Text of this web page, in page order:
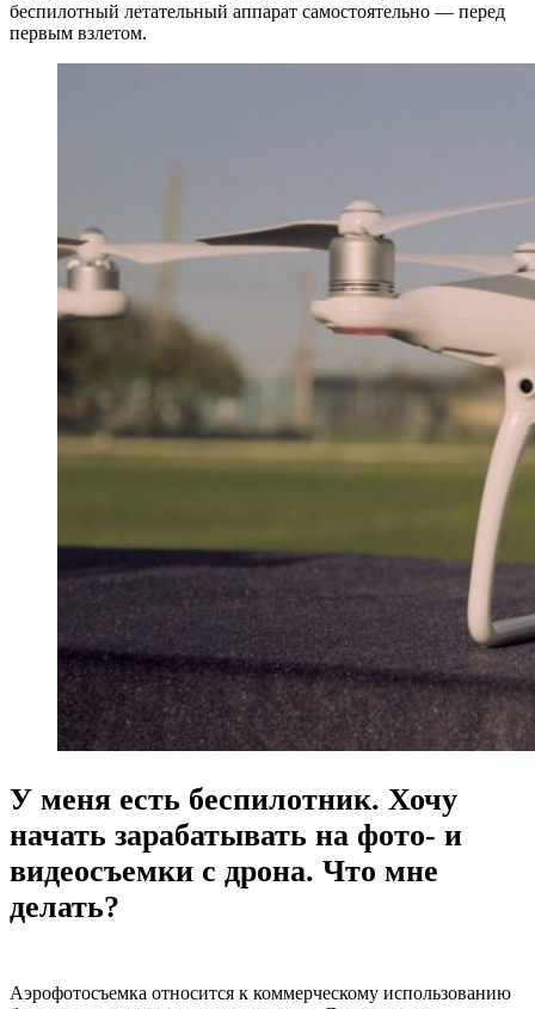
беспилотный летательный аппарат самостоятельно — перед
первым взлетом.
У меня есть беспилотник. Хочу
начать зарабатывать на фото- и
видеосъемки с дрона. Что мне
делать?
Аэрофотосъемка относится к коммерческому использованию